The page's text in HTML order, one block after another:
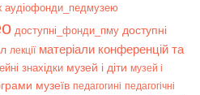
аудіофонди_педмузею
доступні_фонди_пму доступні
лекції матеріали конференцій та
знахідки музей і діти музей і
музеїв педагогині педагогічні